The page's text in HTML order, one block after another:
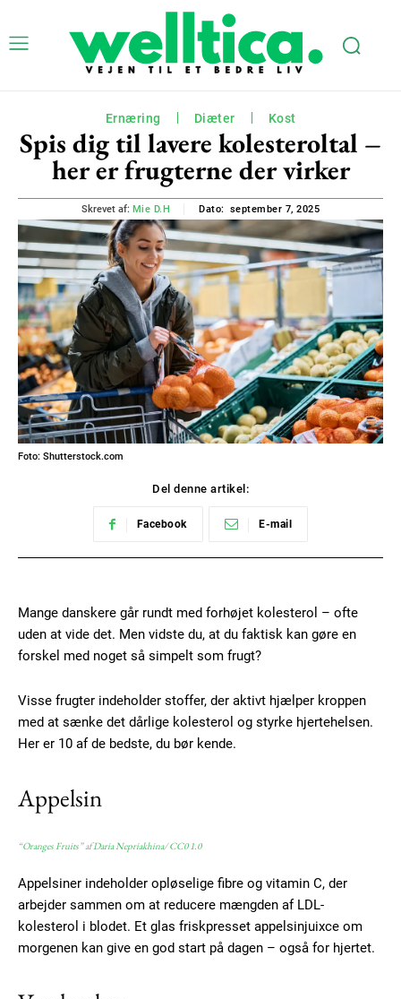
Ernæring Diæter Kost
Spis dig til lavere kolesteroltal –
her er frugterne der virker
Skrevet af: Mie D.H Dato: september 7, 2025
Foto: Shutterstock.com
Del denne artikel:
Facebook E-mail
Mange danskere går rundt med forhøjet kolesterol – ofte
uden at vide det. Men vidste du, at du faktisk kan gøre en
forskel med noget så simpelt som frugt?
Visse frugter indeholder stoffer, der aktivt hjælper kroppen
med at sænke det dårlige kolesterol og styrke hjertehelsen.
Her er 10 af de bedste, du bør kende.
Appelsin
“Oranges Fruits ” afDaria Nepriakhina/CC0 1.0
Appelsiner indeholder opløselige fibre og vitamin C, der
arbejder sammen om at reducere mængden af LDL-
kolesterol i blodet. Et glas friskpresset appelsinjuixce om
morgenen kan give en god start på dagen – også for hjertet.